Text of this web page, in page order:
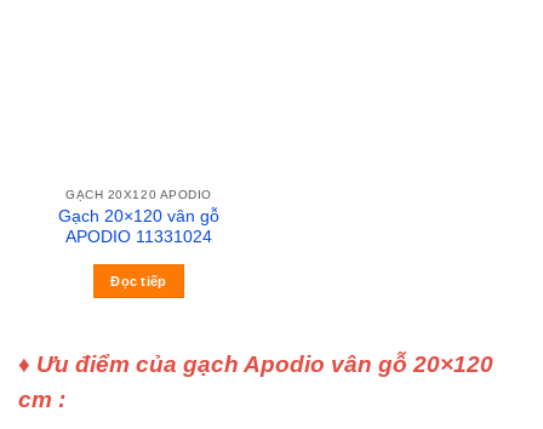
GẠCH 20X120 APODIO
Gạch 20×120 vân gỗ
APODIO 11331024
Đọc tiếp
♦ Ưu điểm của gạch Apodio vân gỗ 20×120
cm :